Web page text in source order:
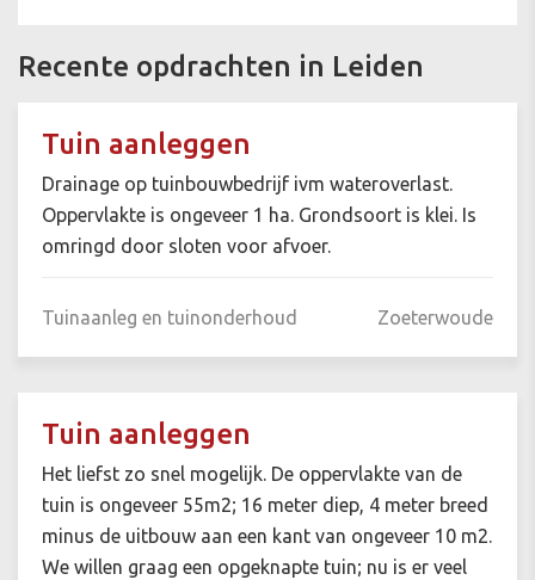
Recente opdrachten in Leiden
Tuin aanleggen
Drainage op tuinbouwbedrijf ivm wateroverlast.
Oppervlakte is ongeveer 1 ha. Grondsoort is klei. Is
omringd door sloten voor afvoer.
Tuinaanleg en tuinonderhoud Zoeterwoude
Tuin aanleggen
Het liefst zo snel mogelijk. De oppervlakte van de
tuin is ongeveer 55m2; 16 meter diep, 4 meter breed
minus de uitbouw aan een kant van ongeveer 10 m2.
We willen graag een opgeknapte tuin; nu is er veel